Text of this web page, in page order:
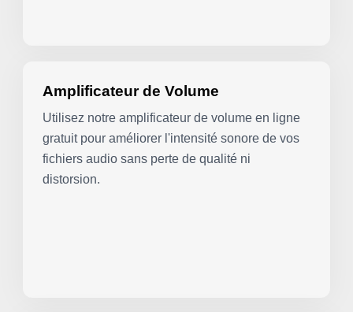
Amplificateur de Volume
Utilisez notre amplificateur de volume en ligne
gratuit pour améliorer l'intensité sonore de vos
fichiers audio sans perte de qualité ni
distorsion.